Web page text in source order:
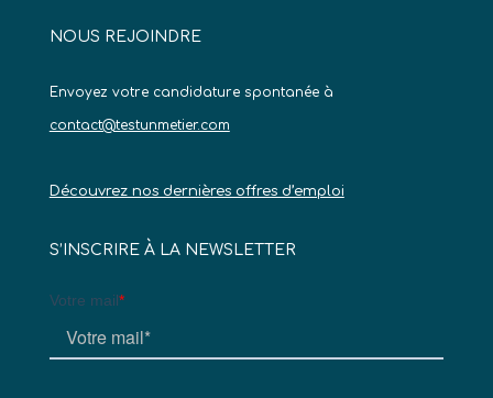
NOUS REJOINDRE
Envoyez votre candidature spontanée à
contact@testunmetier.com
Découvrez nos dernières offres d’emploi
S’INSCRIRE À LA NEWSLETTER